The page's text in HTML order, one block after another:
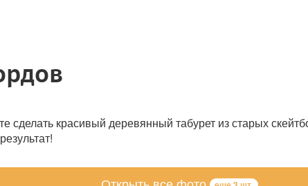
сделать красивый деревянный табурет из старых